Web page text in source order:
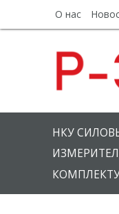
О нас
НКУ